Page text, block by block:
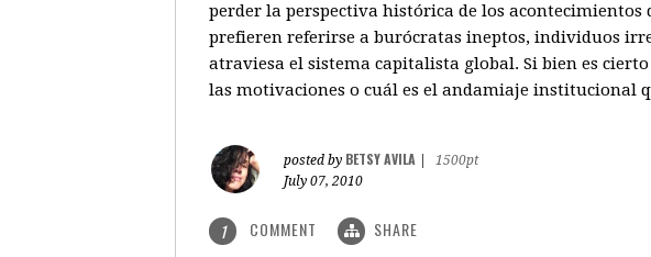
perder la perspectiva histórica de los
prefieren referirse a burócratas ineptos, individuos
atraviesa el sistema capitalista global. Si bien es
las motivaciones o cuál es el andamiaje institucional
posted by BETSY AVILA
1500pt
July 07, 2010
1 COMMENT SHARE